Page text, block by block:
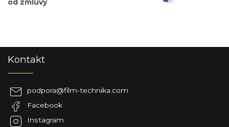
od zmluvy
Kontakt
podpora@film-technika.com
Facebook
Instagram